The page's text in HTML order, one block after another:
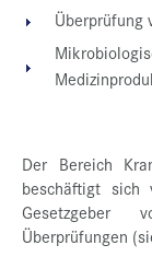
Überprüfung
Der Bereich
beschäftigt
Gesetzgeber
Überprüfungen